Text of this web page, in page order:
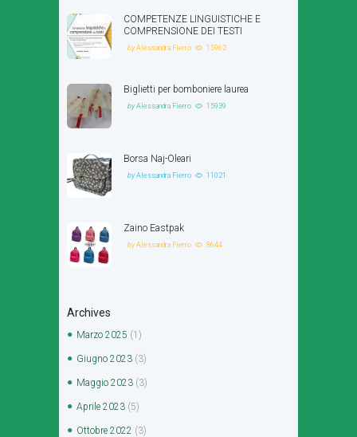
COMPETENZE LINGUISTICHE E
COMPRENSIONE DEI TESTI
byAlessandra Fierro 15962
Biglietti per bomboniere laurea
byAlessandra Fierro 15939
Borsa Naj-Oleari
byAlessandra Fierro 11021
Zaino Eastpak
byAlessandra Fierro 8644
Archives
Marzo 2025 (1)
Giugno 2023 (3)
Maggio 2023 (3)
Aprile 2023 (5)
Ottobre 2022 (3)